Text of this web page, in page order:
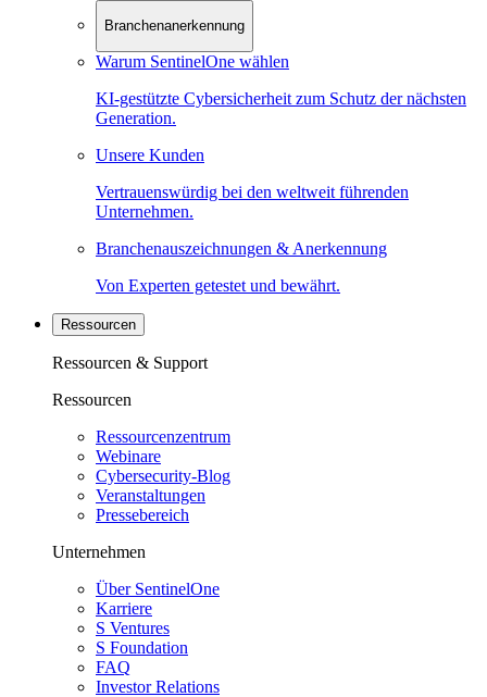
Branchenanerkennung
Warum SentinelOne wählen
KI-gestützte Cybersicherheit zum Schutz der nächsten
Generation.
Unsere Kunden
Vertrauenswürdig bei den weltweit führenden
Unternehmen.
Branchenauszeichnungen & Anerkennung
Von Experten getestet und bewährt.
Ressourcen
Ressourcen & Support
Ressourcen
Ressourcenzentrum
Webinare
Cybersecurity-Blog
Veranstaltungen
Pressebereich
Unternehmen
Über SentinelOne
Karriere
S Ventures
S Foundation
FAQ
Investor Relations